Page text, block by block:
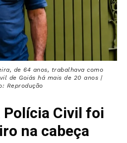
de 64 anos, trabalhava como
de Goiás há mais de 20 anos |
Reprodução
Civil foi
na cabeça